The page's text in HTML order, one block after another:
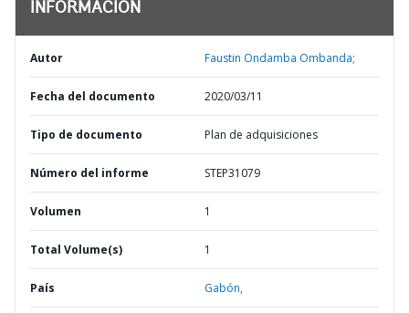
INFORMACIÓN
Autor Faustin Ondamba Ombanda;
Fecha del documento 2020/03/11
Tipo de documento Plan de adquisiciones
Número del informe STEP31079
Volumen 1
Total Volume(s) 1
País Gabón,